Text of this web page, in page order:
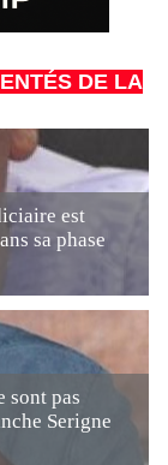
DE LA
est
sa phase
sont pas
Serigne